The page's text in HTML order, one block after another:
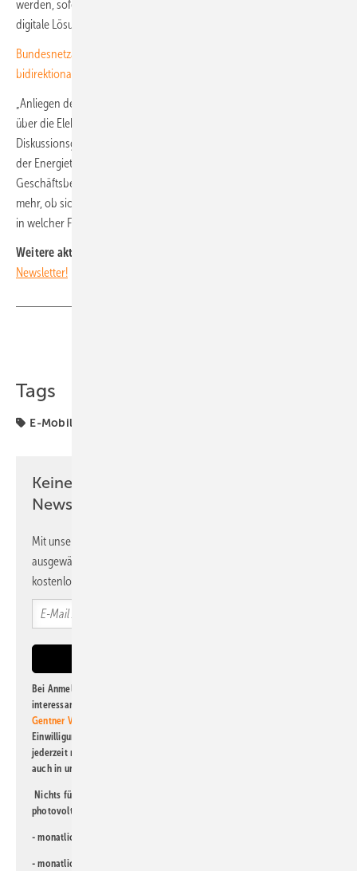
werden, sofern politische Unterstützung, rechtliche Anpassungen und
digitale Lösungen zeitnah umgesetzt werden.
Bundesnetzagentur entwirft Regelungen für Speicherbetrieb und
bidirektionales Laden
„Anliegen der Kurzstudie ist es, die Diskussion durch Fakten und Daten
über die Elektromobilität zu bereichern und hier eine
Diskussionsgrundlage zu schaffen“, sagt Ralf Petri, Geschäftsführer
der Energietechnischen Gesellschaft im VDE und
Geschäftsbereichsleiter Mobility beim VDE. „Denn die Frage ist nicht
mehr, ob sich Elektromobilität durchsetzen wird – sondern wann und
in welcher Form.“ (nhp)
Weitere aktuelle News:
Newsletter!
Tags
E-Mobilität
Keine Zeit? Kein Problem mit dem PV
Newsletter!
Mit unserem Newsletter erhalten Sie regelmäßig von uns
ausgewählte Informationen und Neuigkeiten, gebündelt und
kostenlos direkt ins Postfach.
Bei Anmeldung zu diesem Newsletter bin ich damit einverstanden, über
interessante Verlags- und Online-Angebote
Gentner Verlag GmbH & Co. KG
Einwilligung kann ich jederzeit widerrufen und eine Abmeldung ist
jederzeit möglich. Informationen zum Umgang mit Daten finden Sie
auch in unserer
Nichts für Sie dabei? Dann lesen Sie doch einen unserer weiteren
photovoltaik-Newsletter!
- monatlicher
- monatlicher